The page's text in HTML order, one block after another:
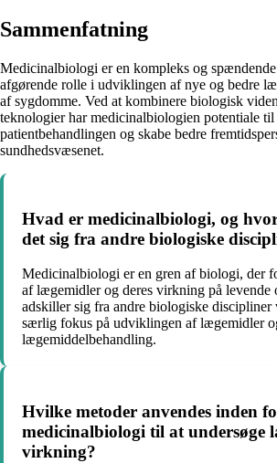
Sammenfatning
Medicinalbiologi er en kompleks og
afgørende rolle i udviklingen af nye og bedre
af sygdomme. Ved at kombinere biologisk
teknologier har medicinalbiologien potentiale til
patientbehandlingen og skabe bedre
sundhedsvæsenet.
Hvad er medicinalbiologi, og
det sig fra andre biologiske
Medicinalbiologi er en gren af biologi, der
af lægemidler og deres virkning på levende
adskiller sig fra andre biologiske discipliner
særlig fokus på udviklingen af lægemidler
lægemiddelbehandling.
Hvilke metoder anvendes inden
medicinalbiologi til at undersøge
virkning?